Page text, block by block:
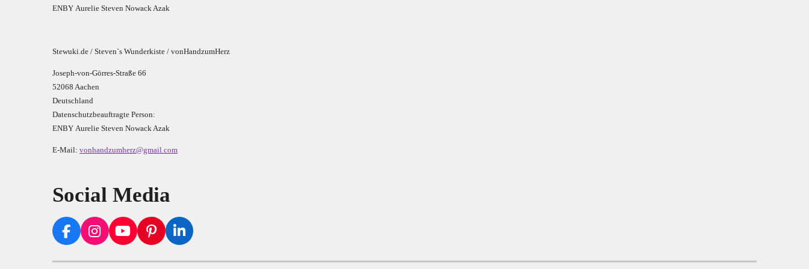
ENBY Aurelie Steven Nowack Azak
Stewuki.de / Steven`s Wunderkiste / vonHandzumHerz
Joseph-von-Görres-Straße 66
52068 Aachen
Deutschland
Datenschutzbeauftragte Person:
ENBY Aurelie Steven Nowack Azak
E-Mail: vonhandzumherz@gmail.com
Social Media
F
c
I
s
Y
u
P
n
L
n